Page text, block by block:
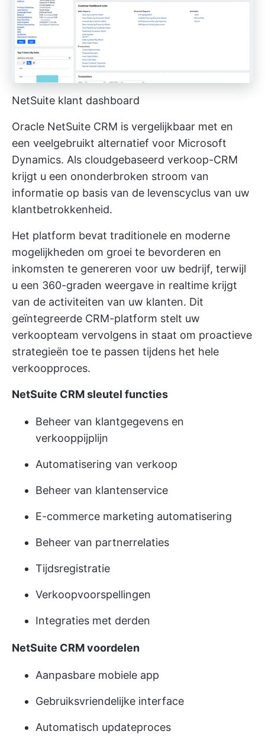
NetSuite klant dashboard
Oracle NetSuite CRM is vergelijkbaar met en
een veelgebruikt alternatief voor Microsoft
Dynamics. Als cloudgebaseerd verkoop-CRM
krijgt u een ononderbroken stroom van
informatie op basis van de levenscyclus van uw
klantbetrokkenheid.
Het platform bevat traditionele en moderne
mogelijkheden om groei te bevorderen en
inkomsten te genereren voor uw bedrijf, terwijl
u een 360-graden weergave in realtime krijgt
van de activiteiten van uw klanten. Dit
geïntegreerde CRM-platform stelt uw
verkoopteam vervolgens in staat om proactieve
strategieën toe te passen tijdens het hele
verkoopproces.
NetSuite CRM sleutel functies
Beheer van klantgegevens en
verkooppijplijn
Automatisering van verkoop
Beheer van klantenservice
E-commerce marketing automatisering
Beheer van partnerrelaties
Tijdsregistratie
Verkoopvoorspellingen
Integraties met derden
NetSuite CRM voordelen
Aanpasbare mobiele app
Gebruiksvriendelijke interface
Automatisch updateproces